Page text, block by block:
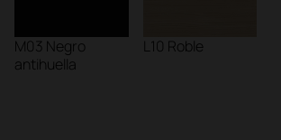
M03 Negro
antihuella
L10 Roble